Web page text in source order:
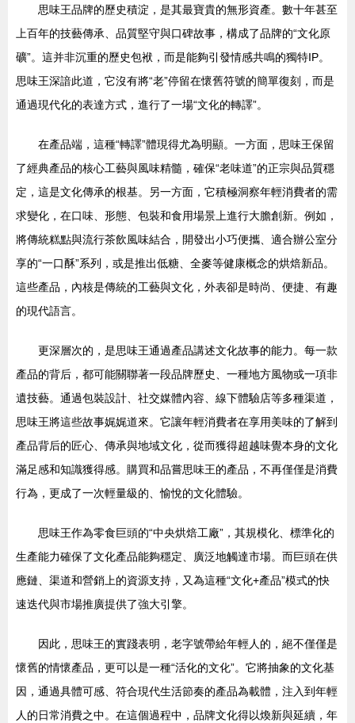
思味王品牌的歷史積淀，是其最寶貴的無形資產。數十年甚至
上百年的技藝傳承、品質堅守與口碑故事，構成了品牌的“文化原
礦”。這并非沉重的歷史包袱，而是能夠引發情感共鳴的獨特IP。
思味王深諳此道，它沒有將“老”停留在懷舊符號的簡單復刻，而是
通過現代化的表達方式，進行了一場“文化的轉譯”。
在產品端，這種“轉譯”體現得尤為明顯。一方面，思味王保留
了經典產品的核心工藝與風味精髓，確保“老味道”的正宗與品質穩
定，這是文化傳承的根基。另一方面，它積極洞察年輕消費者的需
求變化，在口味、形態、包裝和食用場景上進行大膽創新。例如，
將傳統糕點與流行茶飲風味結合，開發出小巧便攜、適合辦公室分
享的“一口酥”系列，或是推出低糖、全麥等健康概念的烘焙新品。
這些產品，內核是傳統的工藝與文化，外表卻是時尚、便捷、有趣
的現代語言。
更深層次的，是思味王通過產品講述文化故事的能力。每一款
產品的背后，都可能關聯著一段品牌歷史、一種地方風物或一項非
遺技藝。通過包裝設計、社交媒體內容、線下體驗店等多種渠道，
思味王將這些故事娓娓道來。它讓年輕消費者在享用美味的了解到
產品背后的匠心、傳承與地域文化，從而獲得超越味覺本身的文化
滿足感和知識獲得感。購買和品嘗思味王的產品，不再僅僅是消費
行為，更成了一次輕量級的、愉悅的文化體驗。
思味王作為零食巨頭的“中央烘焙工廠”，其規模化、標準化的
生產能力確保了文化產品能夠穩定、廣泛地觸達市場。而巨頭在供
應鏈、渠道和營銷上的資源支持，又為這種“文化+產品”模式的快
速迭代與市場推廣提供了強大引擎。
因此，思味王的實踐表明，老字號帶給年輕人的，絕不僅僅是
懷舊的情懷產品，更可以是一種“活化的文化”。它將抽象的文化基
因，通過具體可感、符合現代生活節奏的產品為載體，注入到年輕
人的日常消費之中。在這個過程中，品牌文化得以煥新與延續，年